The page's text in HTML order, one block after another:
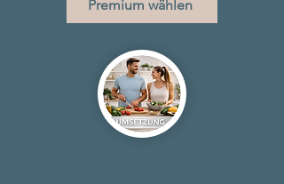
Premium wählen